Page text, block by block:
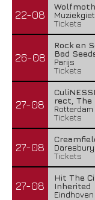
22-08
Tickets
26-08
Rock en
Bad
Parijs
Tickets
27-08
rect, The
Rotterdam
Tickets
27-08
Daresbury
Tickets
27-08
Hit The
Inherited
Eindhoven